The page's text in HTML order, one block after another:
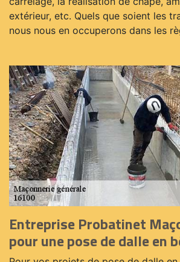
extérieur, etc. Quels que soient les
nous nous en occuperons dans les
Entreprise Probatinet
pour une pose de dalle en